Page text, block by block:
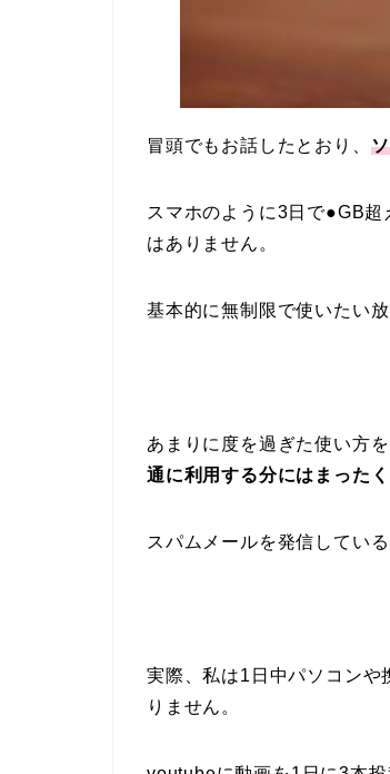
冒頭でもお話したとおり、
スマホのように3日で●GB
はありません。
基本的に無制限で使いたい放
あまりに度を過ぎた使い方
通に利用する分にはまったく
スパムメールを発信してい
実際、私は1日中パソコンや
りません。